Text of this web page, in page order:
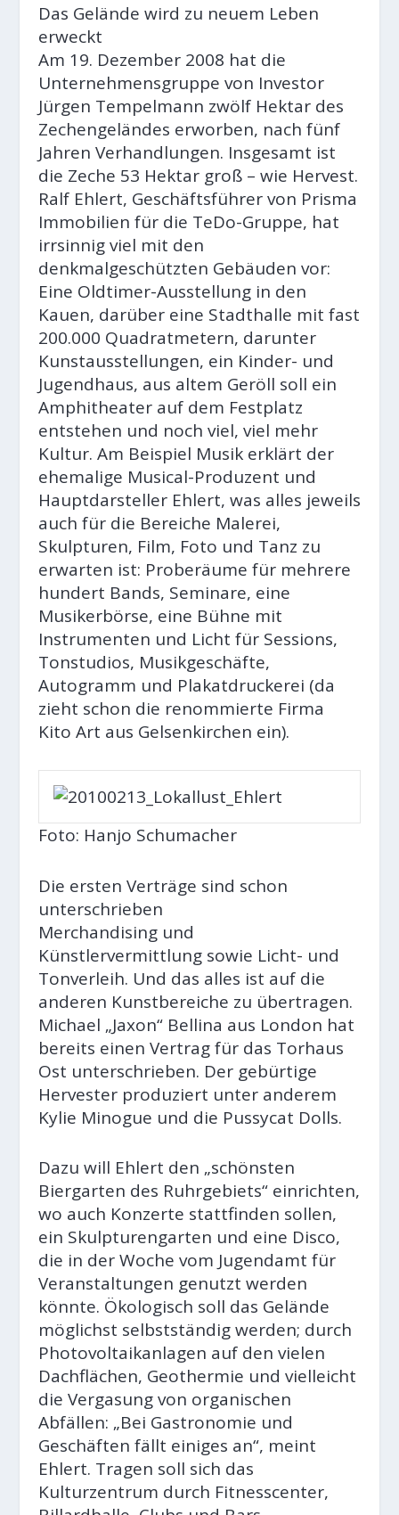
Das Gelände wird zu neuem Leben
erweckt
Am 19. Dezember 2008 hat die
Unternehmensgruppe von Investor
Jürgen Tempelmann zwölf Hektar des
Zechengeländes erworben, nach fünf
Jahren Verhandlungen. Insgesamt ist
die Zeche 53 Hektar groß – wie Hervest.
Ralf Ehlert, Geschäftsführer von Prisma
Immobilien für die TeDo-Gruppe, hat
irrsinnig viel mit den
denkmalgeschützten Gebäuden vor:
Eine Oldtimer-Ausstellung in den
Kauen, darüber eine Stadthalle mit fast
200.000 Quadratmetern, darunter
Kunstausstellungen, ein Kinder- und
Jugendhaus, aus altem Geröll soll ein
Amphitheater auf dem Festplatz
entstehen und noch viel, viel mehr
Kultur. Am Beispiel Musik erklärt der
ehemalige Musical-Produzent und
Hauptdarsteller Ehlert, was alles jeweils
auch für die Bereiche Malerei,
Skulpturen, Film, Foto und Tanz zu
erwarten ist: Proberäume für mehrere
hundert Bands, Seminare, eine
Musikerbörse, eine Bühne mit
Instrumenten und Licht für Sessions,
Tonstudios, Musikgeschäfte,
Autogramm und Plakatdruckerei (da
zieht schon die renommierte Firma
Kito Art aus Gelsenkirchen ein).
Foto: Hanjo Schumacher
Die ersten Verträge sind schon
unterschrieben
Merchandising und
Künstlervermittlung sowie Licht- und
Tonverleih. Und das alles ist auf die
anderen Kunstbereiche zu übertragen.
Michael „Jaxon“ Bellina aus London hat
bereits einen Vertrag für das Torhaus
Ost unterschrieben. Der gebürtige
Hervester produziert unter anderem
Kylie Minogue und die Pussycat Dolls.
Dazu will Ehlert den „schönsten
Biergarten des Ruhrgebiets“ einrichten,
wo auch Konzerte stattfinden sollen,
ein Skulpturengarten und eine Disco,
die in der Woche vom Jugendamt für
Veranstaltungen genutzt werden
könnte. Ökologisch soll das Gelände
möglichst selbstständig werden; durch
Photovoltaikanlagen auf den vielen
Dachflächen, Geothermie und vielleicht
die Vergasung von organischen
Abfällen: „Bei Gastronomie und
Geschäften fällt einiges an“, meint
Ehlert. Tragen soll sich das
Kulturzentrum durch Fitnesscenter,